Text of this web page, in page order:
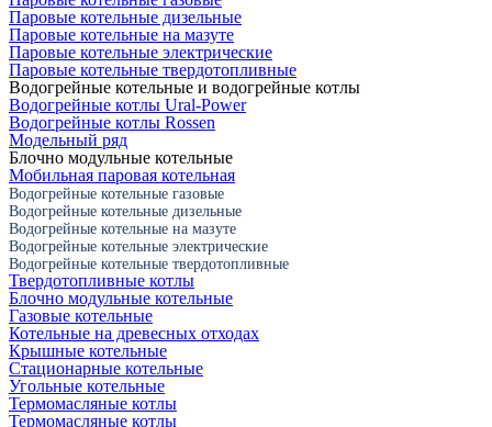
Паровые котельные дизельные
Паровые котельные на мазуте
Паровые котельные электрические
Паровые котельные твердотопливные
Водогрейные котельные и водогрейные котлы
Водогрейные котлы Ural-Power
Водогрейные котлы Rossen
Модельный ряд
Блочно модульные котельные
Мобильная паровая котельная
Водогрейные котельные газовые
Водогрейные котельные дизельные
Водогрейные котельные на мазуте
Водогрейные котельные электрические
Водогрейные котельные твердотопливные
Твердотопливные котлы
Блочно модульные котельные
Газовые котельные
Котельные на древесных отходах
Крышные котельные
Стационарные котельные
Угольные котельные
Термомасляные котлы
Термомасляные котлы